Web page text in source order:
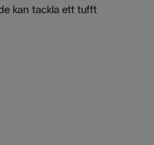
kan tackla ett tufft